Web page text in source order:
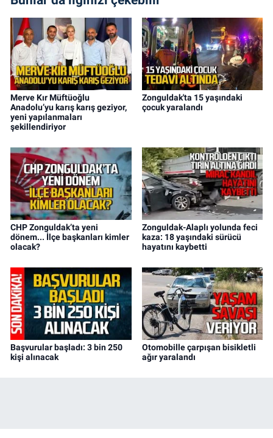
Merve Kır Müftüoğlu
Anadolu’yu karış karış geziyor,
yeni yapılanmaları
şekillendiriyor
Zonguldak'ta 15 yaşındaki
çocuk yaralandı
CHP Zonguldak’ta yeni
dönem... İlçe başkanları kimler
olacak?
Zonguldak-Alaplı yolunda feci
kaza: 18 yaşındaki sürücü
hayatını kaybetti
Başvurular başladı: 3 bin 250
kişi alınacak
Otomobille çarpışan bisikletli
ağır yaralandı